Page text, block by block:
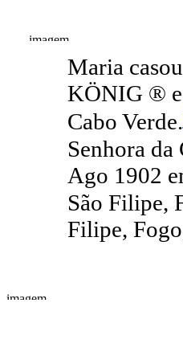
Maria
KÖNIG ® e
Cabo Verde.
Senhora
Ago 1902
São Filipe,
Filipe,